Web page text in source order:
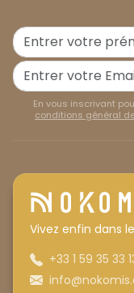
En vous inscrivant
conditions général
Vivez enfin dans
+33 1 59 35 33